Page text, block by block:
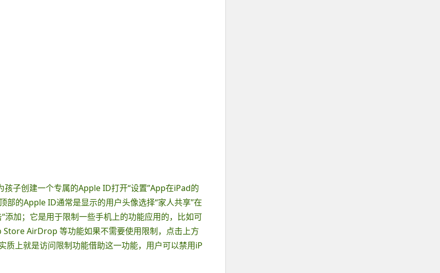
子创建一个专属的Apple ID打开“设置”App在iPad的
部的Apple ID通常是显示的用户头像选择“家人共享”在
添加；它是用于限制一些手机上的功能应用的，比如可
AirDrop 等功能如果不需要使用限制，点击上方
上就是访问限制功能借助这一功能，用户可以禁用iP